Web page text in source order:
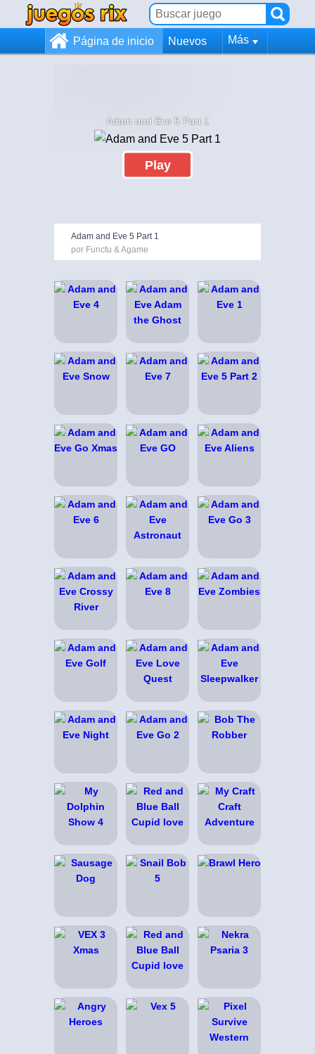
Página de inicio Nuevos Más
Adam and Eve 5 Part 1
Play
Adam and Eve 5 Part 1
por Functu & Agame